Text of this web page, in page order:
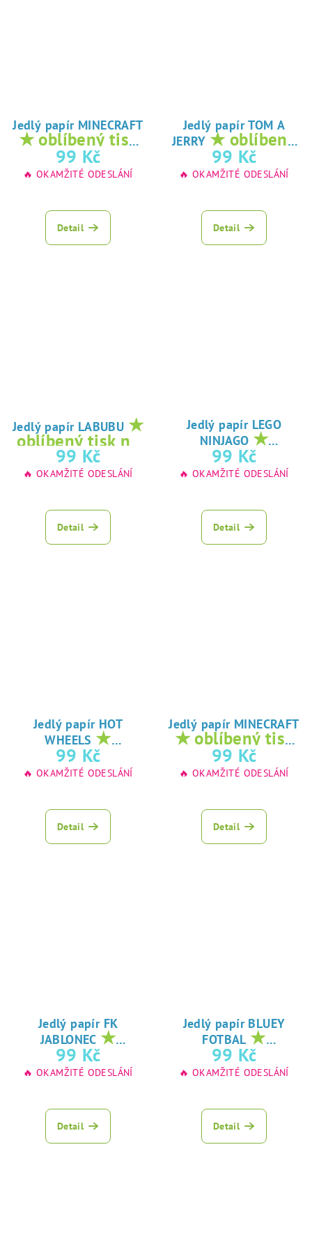
Jedlý papír MINECRAFT
★ oblíbený tisk
na jedlý papír
99 Kč
🔥 OKAMŽITÉ ODESLÁNÍ
Detail
Jedlý papír TOM A
JERRY ★ oblíbený
tisk na jedlý
papír
99 Kč
🔥 OKAMŽITÉ ODESLÁNÍ
Detail
Jedlý papír LABUBU ★
oblíbený tisk na
jedlý papír
99 Kč
🔥 OKAMŽITÉ ODESLÁNÍ
Detail
Jedlý papír LEGO
NINJAGO ★
oblíbený tisk na
jedlý papír
99 Kč
🔥 OKAMŽITÉ ODESLÁNÍ
Detail
Jedlý papír HOT
WHEELS ★
oblíbený tisk na
jedlý papír
99 Kč
🔥 OKAMŽITÉ ODESLÁNÍ
Detail
Jedlý papír MINECRAFT
★ oblíbený tisk
na jedlý papír
99 Kč
🔥 OKAMŽITÉ ODESLÁNÍ
Detail
Jedlý papír FK
JABLONEC ★
oblíbený tisk na
jedlý papír
99 Kč
🔥 OKAMŽITÉ ODESLÁNÍ
Detail
Jedlý papír BLUEY
FOTBAL ★
oblíbený tisk na
jedlý papír
99 Kč
🔥 OKAMŽITÉ ODESLÁNÍ
Detail